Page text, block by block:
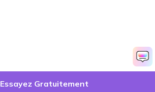
Essayez Gratuitement